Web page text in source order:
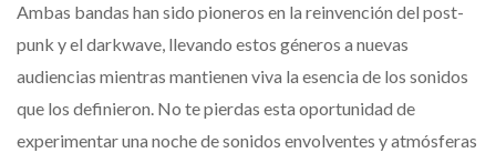
Ambas bandas han sido pioneros en la reinvención del post-
punk y el darkwave, llevando estos géneros a nuevas
audiencias mientras mantienen viva la esencia de los sonidos
que los definieron. No te pierdas esta oportunidad de
experimentar una noche de sonidos envolventes y atmósferas